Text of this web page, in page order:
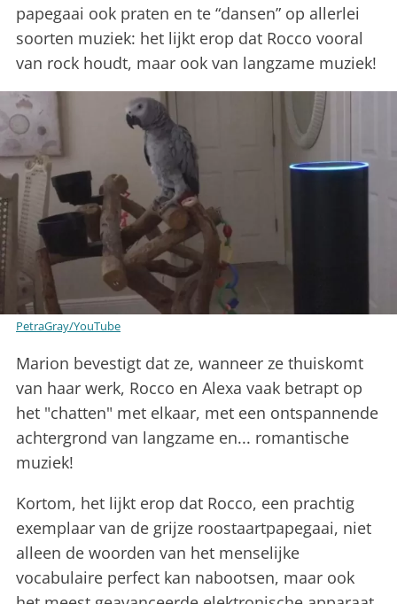
papegaai ook praten en te “dansen” op allerlei
soorten muziek: het lijkt erop dat Rocco vooral
van rock houdt, maar ook van langzame muziek!
PetraGray/YouTube
Marion bevestigt dat ze, wanneer ze thuiskomt
van haar werk, Rocco en Alexa vaak betrapt op
het "chatten" met elkaar, met een ontspannende
achtergrond van langzame en... romantische
muziek!
Kortom, het lijkt erop dat Rocco, een prachtig
exemplaar van de grijze roostaartpapegaai, niet
alleen de woorden van het menselijke
vocabulaire perfect kan nabootsen, maar ook